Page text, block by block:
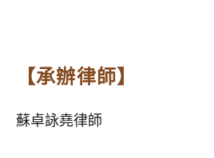
【承辦律師】
蘇卓詠堯律師